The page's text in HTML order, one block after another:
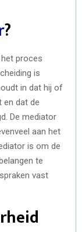
?
proces
is
in dat hij of
en dat de
De mediator
aan het
is om de
te
vast